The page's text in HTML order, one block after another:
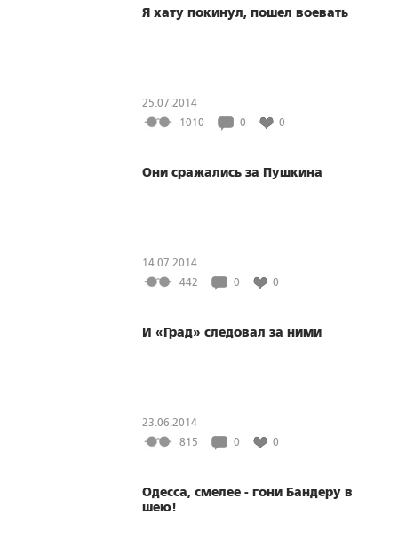
Я хату покинул, пошел воевать
25.07.2014
1010
0 0
Они сражались за Пушкина
14.07.2014
442
0 0
И «Град» следовал за ними
23.06.2014
815
0 0
Одесса, смелее - гони Бандеру в
шею!